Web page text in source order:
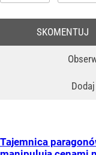
SKOMENTUJ
Tajemnica